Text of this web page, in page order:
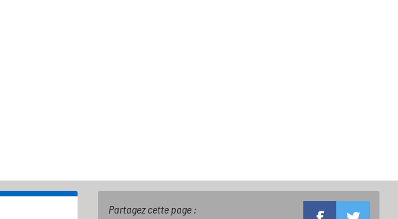
Partagez cette page :